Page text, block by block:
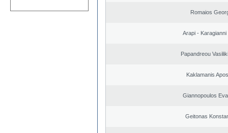
Romaios
Arapi - Karagianni
Papandreou
Kaklamanis
Giannopoulos
Geitonas